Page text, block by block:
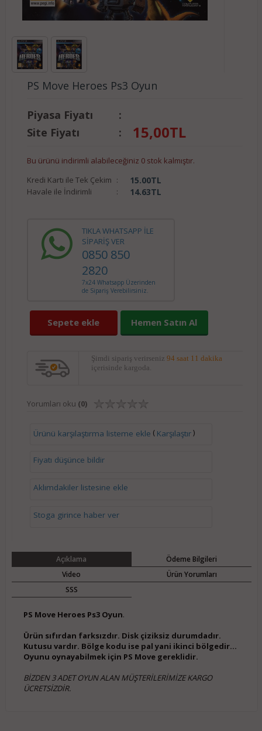
PS Move Heroes Ps3 Oyun
Piyasa Fiyatı
:
Site Fiyatı
: 15,00TL
Bu ürünü indirimli alabileceğiniz 0 stok kalmıştır.
Kredi Kartı ile Tek Çekim : 15.00TL
Havale ile İndirimli : 14.63TL
TIKLA WHATSAPP İLE
SİPARİŞ VER
0850 850
2820
7x24 Whatsapp Üzerinden
de Sipariş Verebilirsiniz.
Sepete ekle Hemen Satın Al
Şimdi sipariş verirseniz 94 saat 11 dakika
içerisinde kargoda.
Yorumları oku (0)
Ürünü karşılaştırma listeme ekle ( Karşılaştır)
Fiyatı düşünce bildir
Aklımdakiler listesine ekle
Stoga girince haber ver
Açıklama
Ödeme Bilgileri
Video
Ürün Yorumları
SSS
PS Move Heroes Ps3 Oyun.
Ürün sıfırdan farksızdır. Disk çiziksiz durumdadır.
Kutusu vardır. Bölge kodu ise pal yani ikinci bölgedir...
Oyunu oynayabilmek için PS Move gereklidir.
BİZDEN 3 ADET OYUN ALAN MÜŞTERİLERİMİZE KARGO
ÜCRETSİZDİR.